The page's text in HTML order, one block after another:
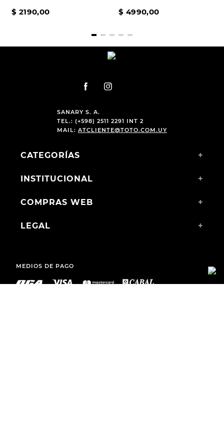
$ 2190,00 $ 4990,00
SANARY S. A.
TEL.: (+598) 2511 2291 INT 2
MAIL: ATCLIENTE@TOTO.COM.UY
CATEGORÍAS +
INSTITUCIONAL +
COMPRAS WEB +
LEGAL +
MEDIOS DE PAGO